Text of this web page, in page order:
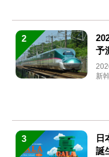
2
予
券
新
3
日
誕